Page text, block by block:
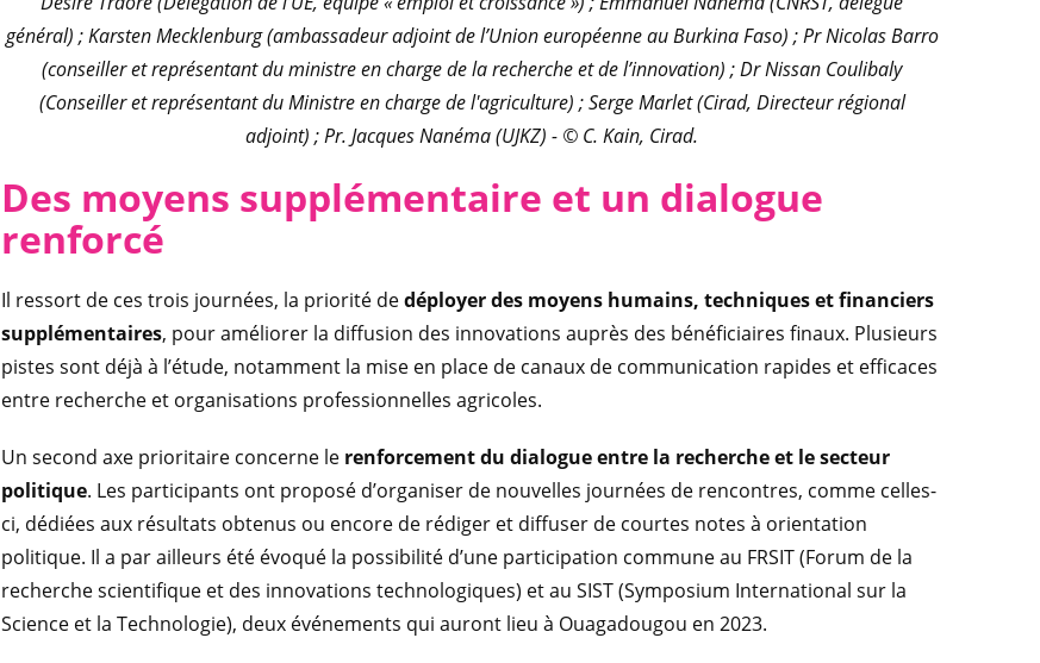
général) ; Karsten Mecklenburg (ambassadeur adjoint de l’Union européenne au Burkina Faso) ; Pr Nicolas Barro
(conseiller et représentant du ministre en charge de la recherche et de l’innovation) ; Dr Nissan Coulibaly
(Conseiller et représentant du Ministre en charge de l'agriculture) ; Serge Marlet (Cirad, Directeur régional
adjoint) ; Pr. Jacques Nanéma (UJKZ) - © C. Kain, Cirad.
Des moyens supplémentaire et un dialogue
renforcé
Il ressort de ces trois journées, la priorité dedéployer des moyens humains, techniques et financiers
supplémentaires, pour améliorer la diffusion des innovations auprès des bénéficiaires finaux. Plusieurs
pistes sont déjà à l’étude, notamment la mise en place de canaux de communication rapides et efficaces
entre recherche et organisations professionnelles agricoles.
Un second axe prioritaire concerne le renforcement du dialogue entre la recherche et le secteur
politique. Les participants ont proposé d’organiser de nouvelles journées de rencontres, comme celles-
ci, dédiées aux résultats obtenus ou encore de rédiger et diffuser de courtes notes à orientation
politique. Il a par ailleurs été évoqué la possibilité d’une participation commune au FRSIT (Forum de la
recherche scientifique et des innovations technologiques) et au SIST (Symposium International sur la
Science et la Technologie), deux événements qui auront lieu à Ouagadougou en 2023.